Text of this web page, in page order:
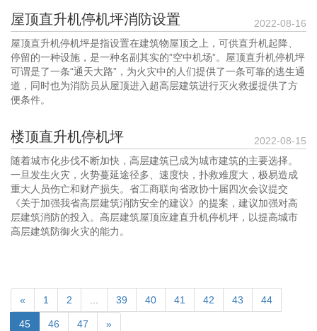
屋顶直升机停机坪消防设置
2022-08-16
屋顶直升机停机坪是指设置在建筑物屋顶之上，可供直升机起降、
停留的一种设施，是一种名副其实的”空中机场”。屋顶直升机停机坪
可谓是了一条“通天大路”，为火灾中的人们提供了一条可靠的逃生通
道，同时也为消防员从屋顶进入超高层建筑进行灭火救援提供了方
便条件。
楼顶直升机停机坪
2022-08-15
随着城市化步伐不断加快，高层建筑已成为城市建筑的主要选择。
一旦发生火灾，火势蔓延途径多、速度快，扑救难度大，极易造成
重大人员伤亡和财产损失。省工商联向省政协十届四次会议提交
《关于加强我省高层建筑消防安全的建议》的提案，建议加强对高
层建筑消防的投入。高层建筑屋顶应建直升机停机坪，以提高城市
高层建筑防御火灾的能力。
« 1 2 39 40 41 42 43 44
45 46 47 »